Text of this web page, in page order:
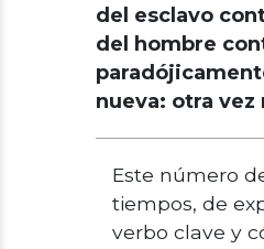
del esclavo
del hombre
nueva: otra
Este número
tiempos, de
verbo clave y